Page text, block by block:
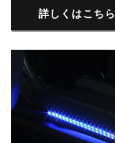
詳しくはこちら